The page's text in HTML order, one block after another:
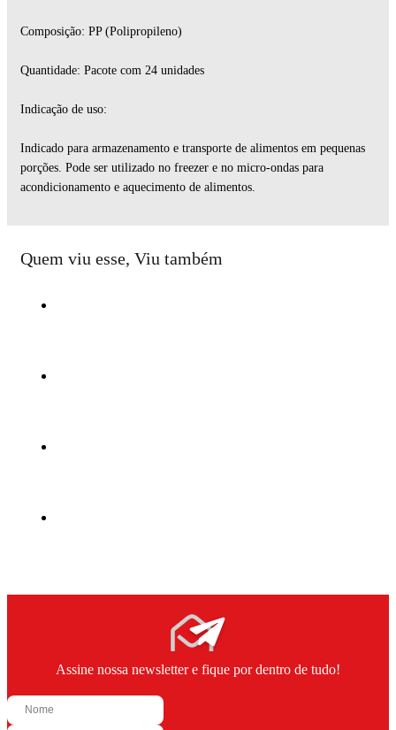
Composição: PP (Polipropileno)
Quantidade: Pacote com 24 unidades
Indicação de uso:
Indicado para armazenamento e transporte de alimentos em pequenas
porções. Pode ser utilizado no freezer e no micro-ondas para
acondicionamento e aquecimento de alimentos.
Quem viu esse, Viu também
Assine nossa newsletter e fique por dentro de tudo!